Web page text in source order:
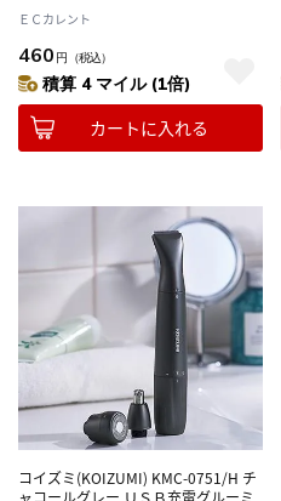
ＥＣカレント
460 円 （税込）
積算 4 マイル (1倍)
カートに入れる
コイズミ(KOIZUMI) KMC-0751/H チ